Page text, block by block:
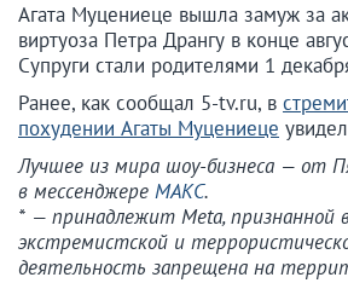
Агата Муцениеце вышла замуж за
виртуоза Петра Дрангу в конце
Супруги стали родителями 1
Ранее, как сообщал 5-tv.ru, в
похудении Агаты Муцениеце
Лучшее из мира шоу-бизнеса — от
в мессенджере МАКС.
* — принадлежит Meta, признанной
экстремистской и
деятельность запрещена на